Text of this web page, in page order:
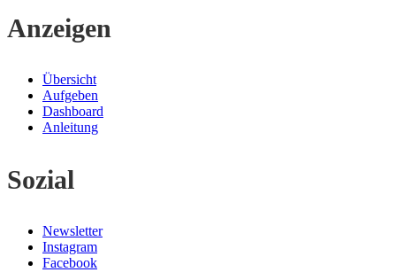
Anzeigen
Übersicht
Aufgeben
Dashboard
Anleitung
Sozial
Newsletter
Instagram
Facebook